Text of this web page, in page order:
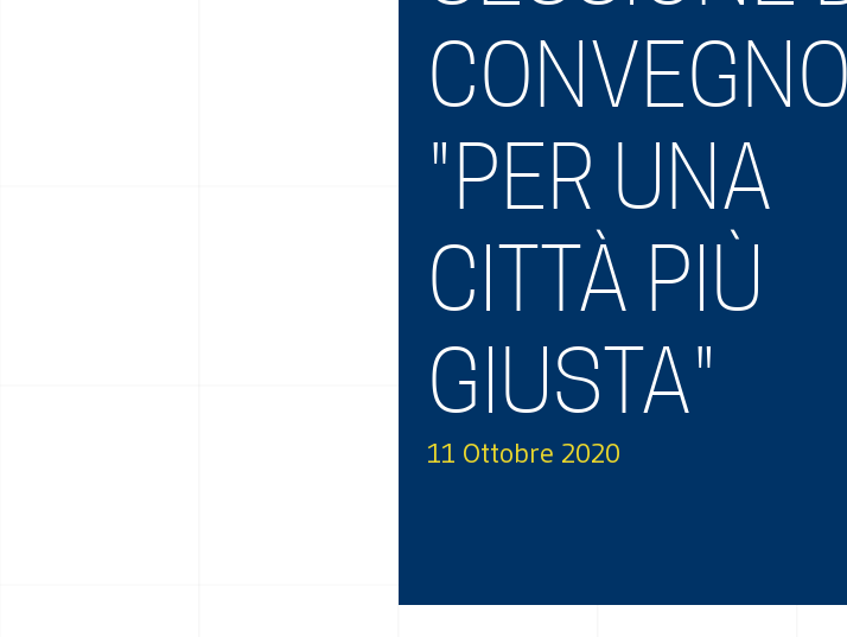
CONVEGNO
"PER UNA
CITTÀ PIÙ
GIUSTA"
11 Ottobre 2020